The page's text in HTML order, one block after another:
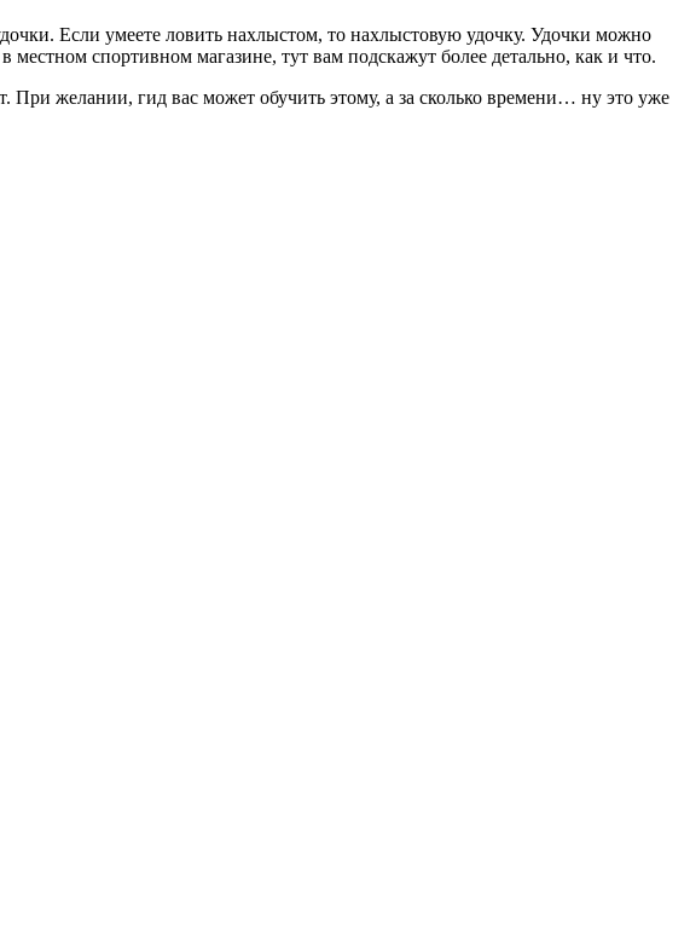
Если умеете ловить нахлыстом, то нахлыстовую удочку. Удочки можно
спортивном магазине, тут вам подскажут более детально, как и что.
желании, гид вас может обучить этому, а за сколько времени… ну это уже